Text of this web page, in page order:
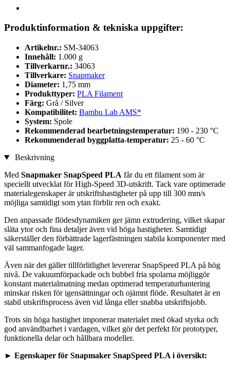
Produktinformation & tekniska uppgifter:
Artikelnr.: SM-34063
Innehåll: 1.000 g
Tillverkarnr.: 34063
Tillverkare: Snapmaker
Diameter: 1,75 mm
Produkttyper: PLA Filament
Färg: Grå / Silver
Kompatibilitet: Bambu Lab AMS*
System: Spole
Rekommenderad bearbetningstemperatur: 190 - 230 °C
Rekommenderad byggplatta-temperatur: 25 - 60 °C
Beskrivning
Med Snapmaker SnapSpeed PLA får du ett filament som är
speciellt utvecklat för High-Speed 3D-utskrift. Tack vare optimerade
materialegenskaper är utskriftshastigheter på upp till 300 mm/s
möjliga samtidigt som ytan förblir ren och exakt.
Den anpassade flödesdynamiken ger jämn extrudering, vilket skapar
släta ytor och fina detaljer även vid höga hastigheter. Samtidigt
säkerställer den förbättrade lagerfästningen stabila komponenter med
väl sammanfogade lager.
Även när det gäller tillförlitlighet levererar SnapSpeed PLA på hög
nivå. De vakuumförpackade och bubbel fria spolarna möjliggör
konstant materialmatning medan optimerad temperaturhantering
minskar risken för igensättningar och ojämnt flöde. Resultatet är en
stabil utskriftsprocess även vid långa eller snabba utskriftsjobb.
Trots sin höga hastighet imponerar materialet med ökad styrka och
god användbarhet i vardagen, vilket gör det perfekt för prototyper,
funktionella delar och hållbara modeller.
► Egenskaper för Snapmaker SnapSpeed PLA i översikt: